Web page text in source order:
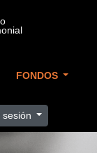
FONDOS
sesión